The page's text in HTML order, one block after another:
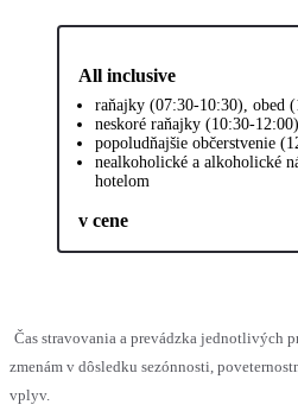
All inclusive
raňajky (07:30-10:30), obed
neskoré raňajky (10:30-12:00)
popoludňajšie občerstvenie
nealkoholické a alkoholické
hotelom
v cene
Čas stravovania a prevádzka jednotlivých
zmenám v dôsledku sezónnosti,
vplyv.